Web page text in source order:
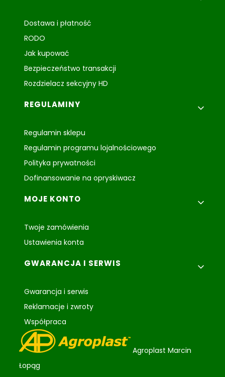
Dostawa i płatność
RODO
Jak kupować
Bezpieczeństwo transakcji
Rozdzielacz sekcyjny HD
REGULAMINY
Regulamin sklepu
Regulamin programu lojalnościowego
Polityka prywatności
Dofinansowanie na opryskiwacz
MOJE KONTO
Twoje zamówienia
Ustawienia konta
GWARANCJA I SERWIS
Gwarancja i serwis
Reklamacje i zwroty
Współpraca
Agroplast Marcin
Łopąg